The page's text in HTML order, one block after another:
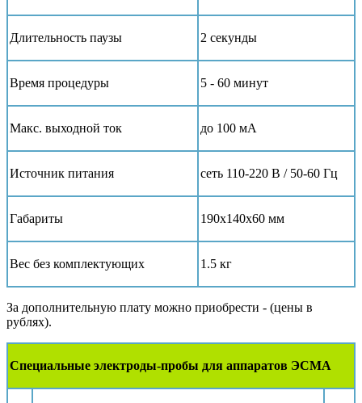
Длительность паузы 2 секунды
Время процедуры 5 - 60 минут
Макс. выходной ток до 100 мА
Источник питания сеть 110-220 В / 50-60 Гц
Габариты 190х140х60 мм
Вес без комплектующих 1.5 кг
За дополнительную плату можно приобрести - (цены в
рублях).
Специальные электроды-пробы для аппаратов ЭСМА